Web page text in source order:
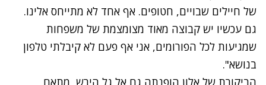
של חיילים שבויים, חטופים. אף אחד לא מתייחס אלינו.
גם עכשיו יש קבוצה מאוד מצומצמת של משפחות
שמגיעות לכל הפורומים, אני אף פעם לא קיבלתי טלפון
בנושא".
הביקורת של אלון הופנתה גם אל גל הירש, מתאם